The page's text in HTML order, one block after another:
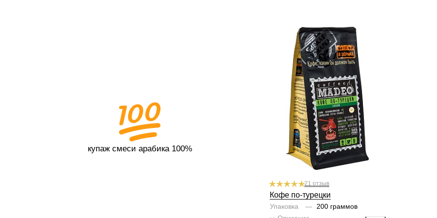
купаж смеси арабика 100%
гейзер, кофемашина, аэропресс
Степень обжарки средняя
По кислинке без кислинки
Содержание арабики 100 %
Профиль цитрус, вяленые фрукты,
абрикосовая косточка, яблоко
Кислинка
1
3 4 5 6
1/6
Горчинка
1 2 3 4 5 6
4/6
Плотность
1
2 3 4 5 6
6/6
Крепость
1 2 3 4 5 6
5/6
21 отзыв
Кофе по-турецки
Упаковка — 200 граммов